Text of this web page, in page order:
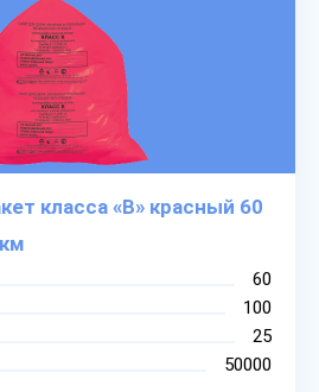
класса «В» красный 60
60
100
25
50000